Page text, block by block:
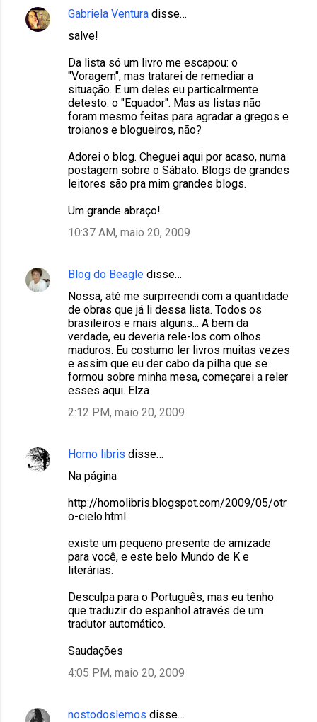
Gabriela Ventura disse…
salve!
Da lista só um livro me escapou: o
"Voragem", mas tratarei de remediar a
situação. E um deles eu particalrmente
detesto: o "Equador". Mas as listas não
foram mesmo feitas para agradar a gregos e
troianos e blogueiros, não?
Adorei o blog. Cheguei aqui por acaso, numa
postagem sobre o Sábato. Blogs de grandes
leitores são pra mim grandes blogs.
Um grande abraço!
10:37 AM, maio 20, 2009
Blog do Beagle disse…
Nossa, até me surprreendi com a quantidade
de obras que já li dessa lista. Todos os
brasileiros e mais alguns... A bem da
verdade, eu deveria rele-los com olhos
maduros. Eu costumo ler livros muitas vezes
e assim que eu der cabo da pilha que se
formou sobre minha mesa, começarei a reler
esses aqui. Elza
2:12 PM, maio 20, 2009
Homo libris disse…
Na página
http://homolibris.blogspot.com/2009/05/otr
o-cielo.html
existe um pequeno presente de amizade
para você, e este belo Mundo de K e
literárias.
Desculpa para o Português, mas eu tenho
que traduzir do espanhol através de um
tradutor automático.
Saudações
4:05 PM, maio 20, 2009
nostodoslemos disse…